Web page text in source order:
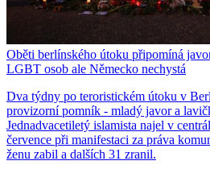
Oběti berlínského útoku připomíná
LGBT osob ale Německo nechystá
Dva týdny po teroristickém útoku v
provizorní pomník - mladý javor a
Jednadvacetiletý islamista najel v
července při manifestaci za práva
ženu zabil a dalších 31 zranil.